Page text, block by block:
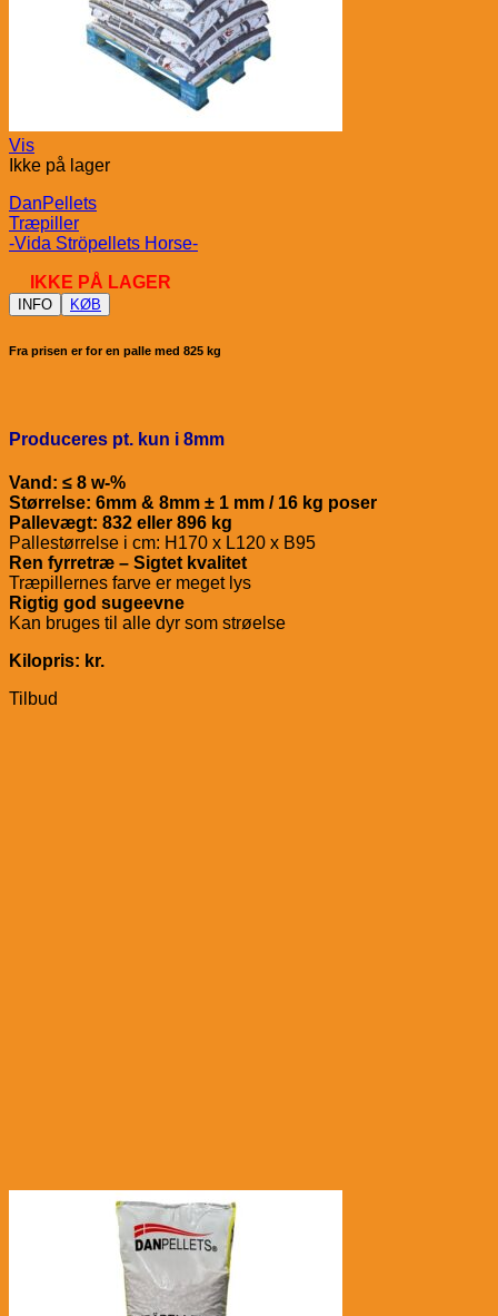
Vis
Ikke på lager
DanPellets
Træpiller
-Vida Ströpellets Horse-
IKKE PÅ LAGER
INFO KØB
Fra prisen er for en palle med 825 kg
Produceres pt. kun i 8mm
Vand: ≤ 8 w-%
Størrelse: 6mm & 8mm ± 1 mm / 16 kg poser
Pallevægt: 832 eller 896 kg
Pallestørrelse i cm: H170 x L120 x B95
Ren fyrretræ – Sigtet kvalitet
Træpillernes farve er meget lys
Rigtig god sugeevne
Kan bruges til alle dyr som strøelse
Kilopris: kr.
Tilbud